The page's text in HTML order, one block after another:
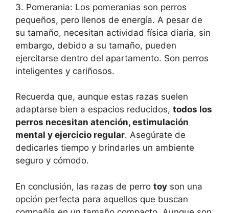
3. Pomerania: Los pomeranias son perros
pequeños, pero llenos de energía. A pesar de
su tamaño, necesitan actividad física diaria, sin
embargo, debido a su tamaño, pueden
ejercitarse dentro del apartamento. Son perros
inteligentes y cariñosos.
Recuerda que, aunque estas razas suelen
adaptarse bien a espacios reducidos, todos los
perros necesitan atención, estimulación
mental y ejercicio regular. Asegúrate de
dedicarles tiempo y brindarles un ambiente
seguro y cómodo.
En conclusión, las razas de perro toy son una
opción perfecta para aquellos que buscan